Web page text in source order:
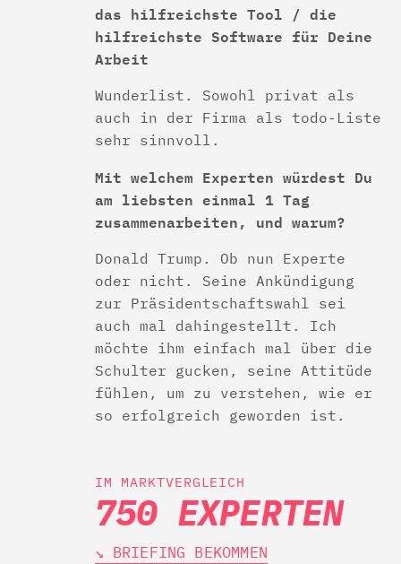
das hilfreichste Tool / die
hilfreichste Software für Deine
Arbeit
Wunderlist. Sowohl privat als
auch in der Firma als todo-Liste
sehr sinnvoll.
Mit welchem Experten würdest Du
am liebsten einmal 1 Tag
zusammenarbeiten, und warum?
Donald Trump. Ob nun Experte
oder nicht. Seine Ankündigung
zur Präsidentschaftswahl sei
auch mal dahingestellt. Ich
möchte ihm einfach mal über die
Schulter gucken, seine Attitüde
fühlen, um zu verstehen, wie er
so erfolgreich geworden ist.
IM MARKTVERGLEICH
750 EXPERTEN
↘︎ BRIEFING BEKOMMEN